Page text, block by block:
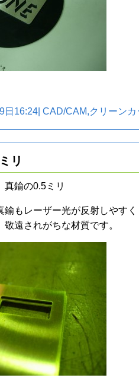
日16:24| CAD/CAM,クリーンカ
リ
真鍮の0.5ミリ
鍮もレーザー光が反射しやすく
敬遠されがちな材質です。